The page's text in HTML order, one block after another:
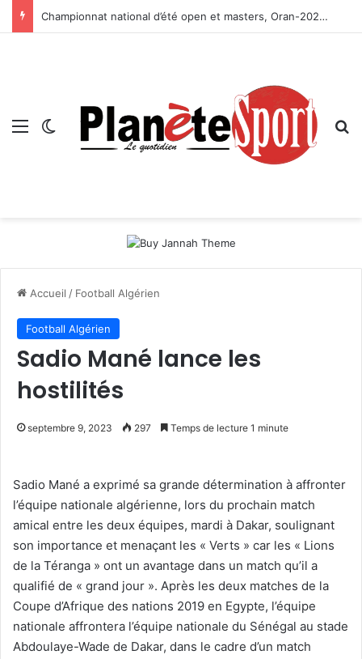
Championnat national d’été open et masters, Oran-2026 — Le CRB s’adjuge le titre
Menu Switch skin
Accueil / Football Algérien
Football Algérien
Sadio Mané lance les
hostilités
septembre 9, 2023 297 Temps de lecture 1 minute
Sadio Mané a exprimé sa grande détermination à affronter
l’équipe nationale algérienne, lors du prochain match
amical entre les deux équipes, mardi à Dakar, soulignant
son importance et menaçant les « Verts » car les « Lions
de la Téranga » ont un avantage dans un match qu’il a
qualifié de « grand jour ». Après les deux matches de la
Coupe d’Afrique des nations 2019 en Egypte, l’équipe
nationale affrontera l’équipe nationale du Sénégal au stade
Abdoulaye-Wade de Dakar, dans le cadre d’un match